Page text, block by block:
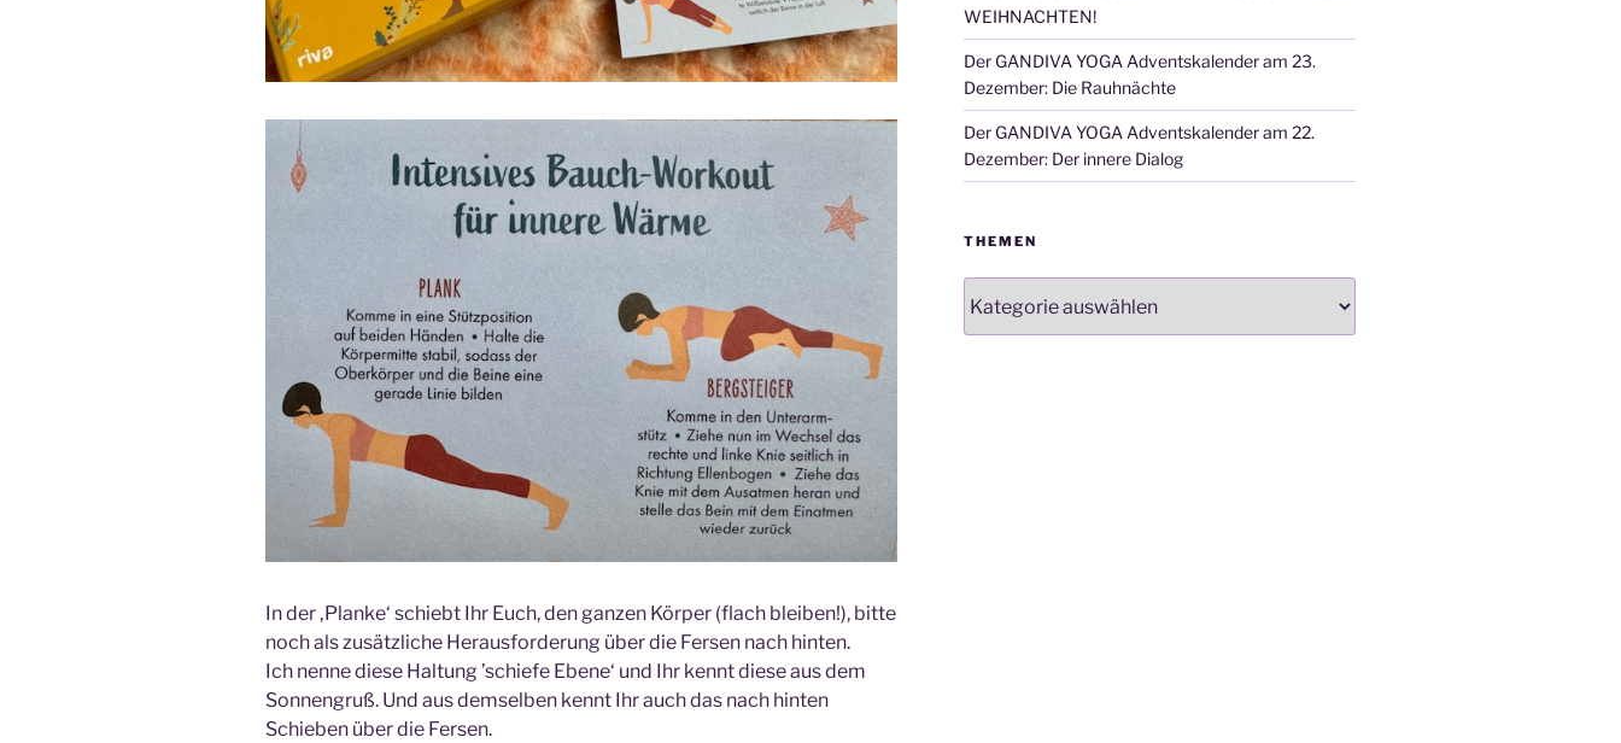
In der ‚Planke‘ schiebt Ihr Euch, den ganzen Körper (flach bleiben!), bitte
noch als zusätzliche Herausforderung über die Fersen nach hinten.
Ich nenne diese Haltung ’schiefe Ebene‘ und Ihr kennt diese aus dem
Sonnengruß. Und aus demselben kennt Ihr auch das nach hinten
Schieben über die Fersen.
WEIHNACHTEN!
Der GANDIVA YOGA Adventskalender am 23.
Dezember: Die Rauhnächte
Der GANDIVA YOGA Adventskalender am 22.
Dezember: Der innere Dialog
THEMEN